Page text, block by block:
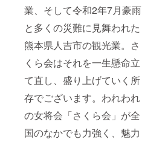
業、そして令和2年7月豪雨
と多くの災難に見舞われた
熊本県人吉市の観光業。さ
くら会はそれを一生懸命立
て直し、盛り上げていく所
存でございます。われわれ
の女将会「さくら会」が全
国のなかでも力強く、魅力